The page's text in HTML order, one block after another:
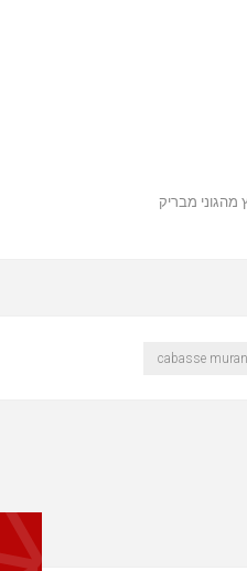
מבריק